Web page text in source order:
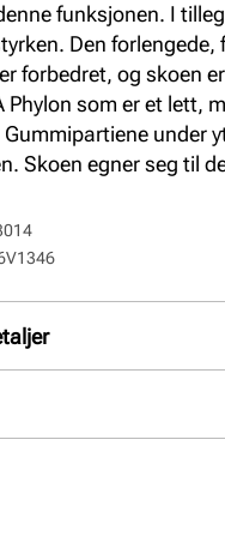
funksjonen. I
Den
forbedret, og skoen
Phylon som er et lett,
under
Skoen egner seg til